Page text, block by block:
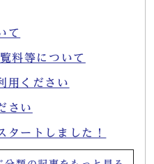
て
料等について
用ください
さい
タートしました！